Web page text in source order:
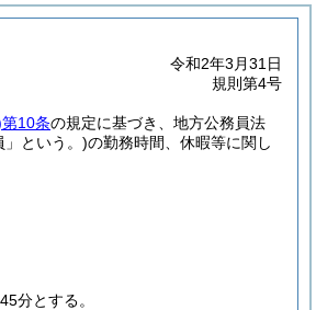
令和2年3月31日
規則第4号
第10条の規定に基づき、地方公務員法
」という。)の勤務時間、休暇等に関し
分とする。